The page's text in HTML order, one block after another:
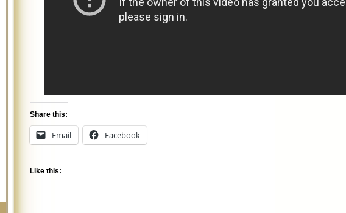
Share this:
Email Facebook
Like this: